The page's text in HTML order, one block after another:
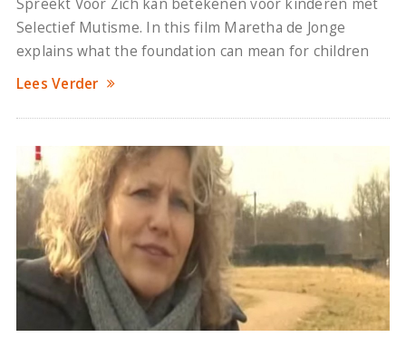
Spreekt Voor Zich kan betekenen voor kinderen met
Selectief Mutisme. In this film Maretha de Jonge
explains what the foundation can mean for children
Lees Verder